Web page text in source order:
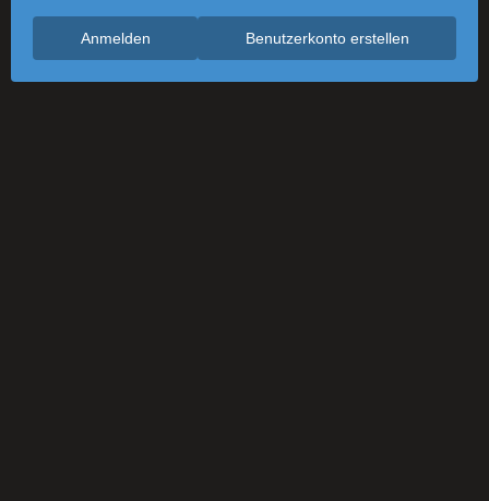
Benutzerkonto erstellen
Anmelden